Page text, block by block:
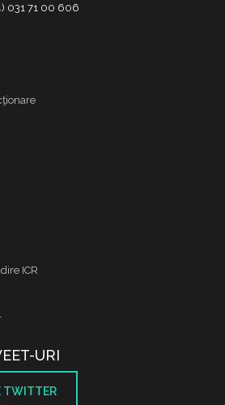
031 71 00 606
ICR
URI
TWITTER